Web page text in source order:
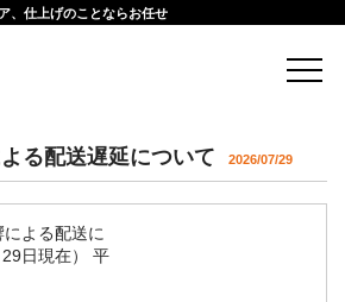
、仕上げのことならお任せ
る配送遅延について 2026/07/29
による配送に
日現在） 平